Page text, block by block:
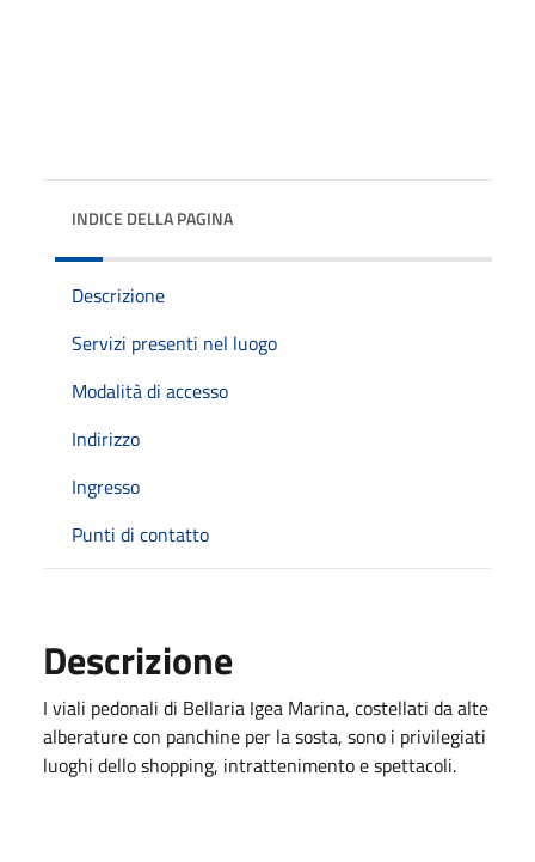
INDICE DELLA PAGINA
Descrizione
Servizi presenti nel luogo
Modalità di accesso
Indirizzo
Ingresso
Punti di contatto
Descrizione
I viali pedonali di Bellaria Igea Marina, costellati da alte
alberature con panchine per la sosta, sono i privilegiati
luoghi dello shopping, intrattenimento e spettacoli.